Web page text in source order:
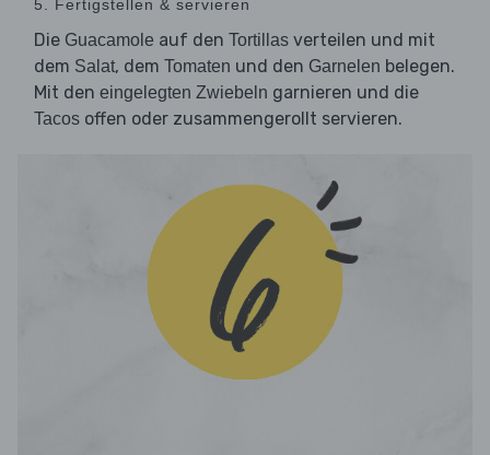
5. Fertigstellen & servieren
Die Guacamole auf den Tortillas verteilen und mit
dem Salat, dem Tomaten und den Garnelen belegen.
Mit den eingelegten Zwiebeln garnieren und die
Tacos offen oder zusammengerollt servieren.